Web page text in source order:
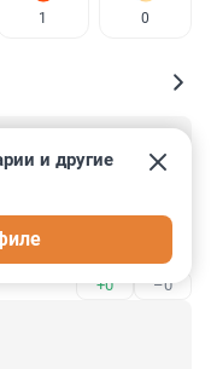
1 0
и внешний
Квартиры с
(доп.
собственники?
+0 –0
и другие